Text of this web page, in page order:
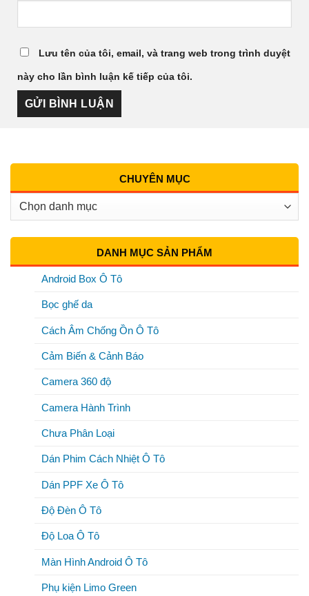
Lưu tên của tôi, email, và trang web trong trình duyệt
này cho lần bình luận kế tiếp của tôi.
CHUYÊN MỤC
Chuyên
DANH MỤC SẢN PHẨM
Android Box Ô Tô
Bọc ghế da
Cách Âm Chống Ồn Ô Tô
Cảm Biến & Cảnh Báo
Camera 360 độ
Camera Hành Trình
Chưa Phân Loại
Dán Phim Cách Nhiệt Ô Tô
Dán PPF Xe Ô Tô
Độ Đèn Ô Tô
Độ Loa Ô Tô
Màn Hình Android Ô Tô
Phụ kiện Limo Green